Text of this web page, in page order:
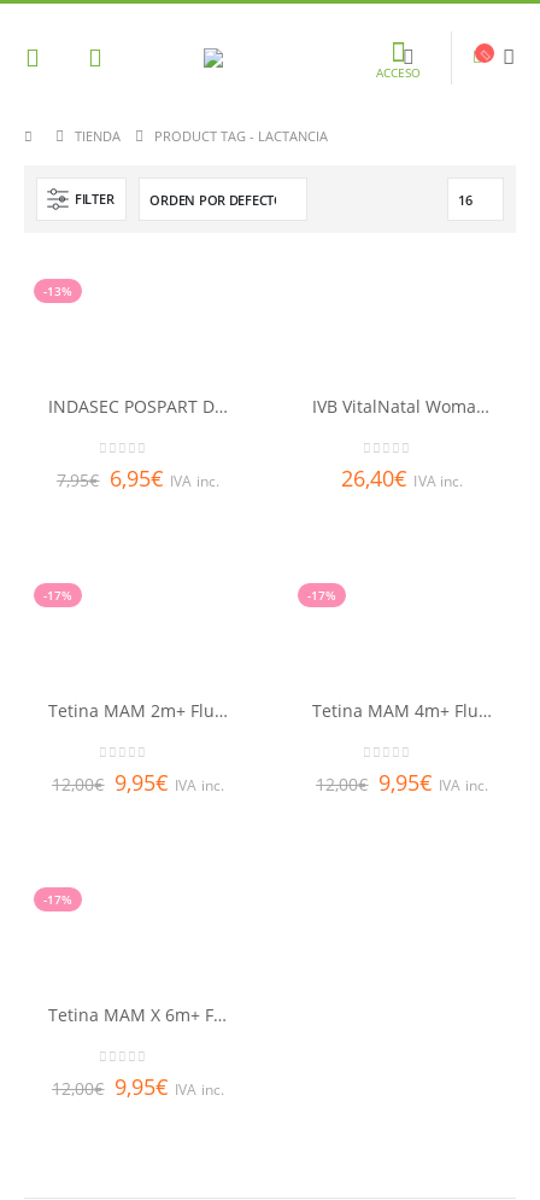
ACCESO
TIENDA PRODUCT TAG - LACTANCIA
FILTER
-13%
INDASEC POSPART Discos de lactancia 30 U
7,95€ 6,95€ IVA inc.
IVB VitalNatal Woman 60 Cápsulas
26,40€ IVA inc.
-17%
Tetina MAM 2m+ Flujo medio 2 unidades
12,00€ 9,95€ IVA inc.
-17%
Tetina MAM 4m+ Flujo rápido 2 unidades
12,00€ 9,95€ IVA inc.
-17%
Tetina MAM X 6m+ Flujo extra rápido 2 unidades
12,00€ 9,95€ IVA inc.